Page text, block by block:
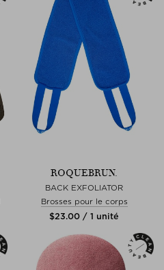
ROQUEBRUN.
BACK EXFOLIATOR
Brosses pour le corps
$‌23.00 / 1 unité